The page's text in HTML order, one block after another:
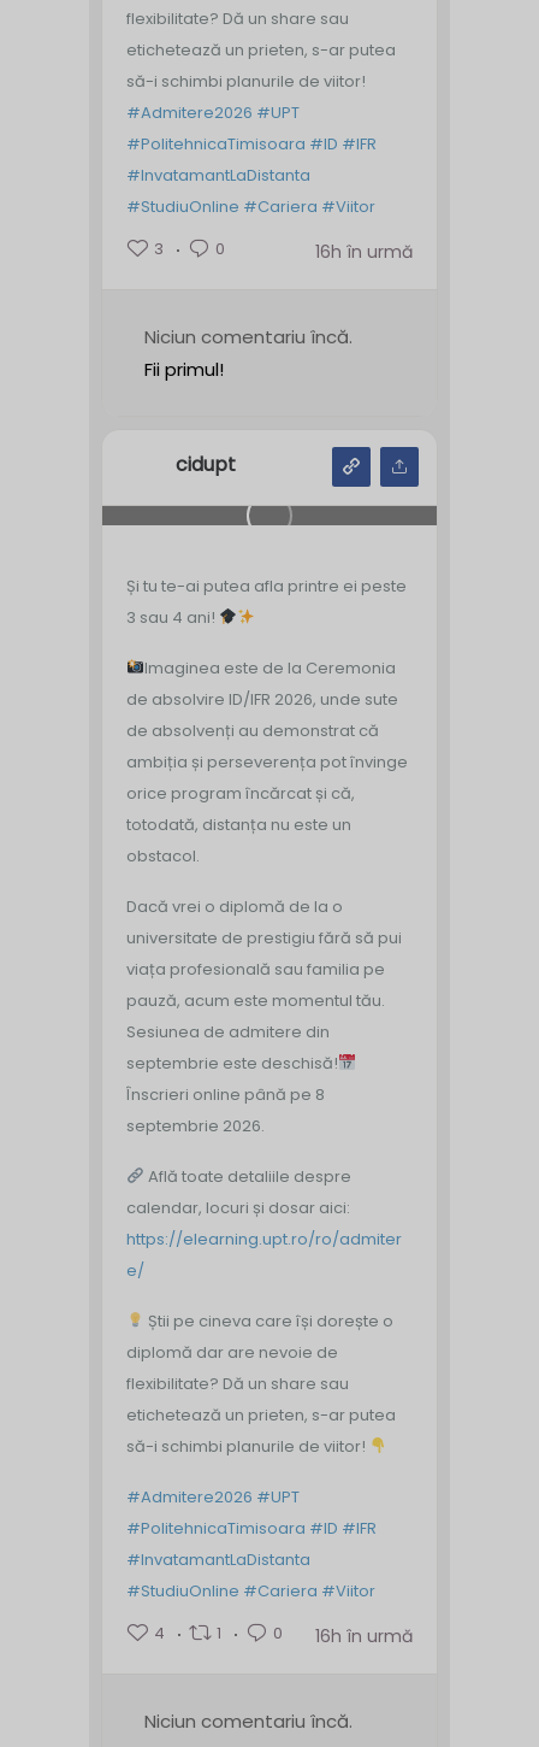
flexibilitate? Dă un share sau
etichetează un prieten, s-ar putea
să-i schimbi planurile de viitor!
#Admitere2026 #UPT
#PolitehnicaTimisoara #ID #IFR
#InvatamantLaDistanta
#StudiuOnline #Cariera #Viitor
3
0 16h în urmă
Niciun comentariu încă.
Fii primul!
cidupt
Și tu te-ai putea afla printre ei peste
3 sau 4 ani!
Imaginea este de la Ceremonia
de absolvire ID/IFR 2026, unde sute
de absolvenți au demonstrat că
ambiția și perseverența pot învinge
orice program încărcat și că,
totodată, distanța nu este un
obstacol.
Dacă vrei o diplomă de la o
universitate de prestigiu fără să pui
viața profesională sau familia pe
pauză, acum este momentul tău.
Sesiunea de admitere din
septembrie este deschisă!
Înscrieri online până pe 8
septembrie 2026.
Află toate detaliile despre
calendar, locuri și dosar aici:
https://elearning.upt.ro/ro/admiter
e/
Știi pe cineva care își dorește o
diplomă dar are nevoie de
flexibilitate? Dă un share sau
etichetează un prieten, s-ar putea
să-i schimbi planurile de viitor!
#Admitere2026 #UPT
#PolitehnicaTimisoara #ID #IFR
#InvatamantLaDistanta
#StudiuOnline #Cariera #Viitor
4
1 0 16h în urmă
Niciun comentariu încă.